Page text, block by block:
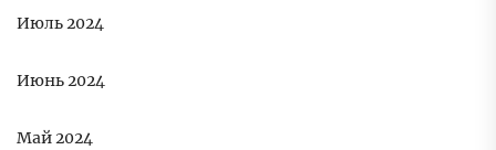
Июль 2024
Июнь 2024
Май 2024